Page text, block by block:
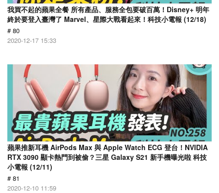
我買不起的蘋果全餐 所有產品、服務全包要破百萬！Disney+ 明年
終於要登入臺灣了 Marvel、星際大戰看起來！科技小電報 (12/18)
# 80
2020-12-17 15:33
蘋果推新耳機 AirPods Max 與 Apple Watch ECG 登台！NVIDIA
RTX 3090 顯卡熱門到被偷？三星 Galaxy S21 新手機曝光啦 科技
小電報 (12/11)
# 81
2020-12-10 11:59